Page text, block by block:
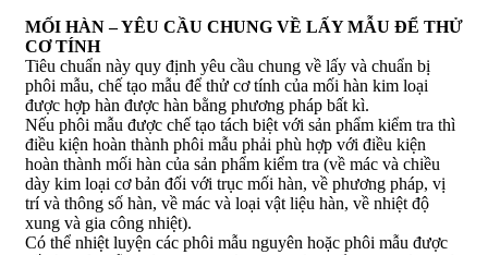
MỐI HÀN – YÊU CẦU CHUNG VỀ LẤY MẪU ĐỂ THỬ
CƠ TÍNH
Tiêu chuẩn này quy định yêu cầu chung về lấy và chuẩn bị
phôi mẫu, chế tạo mẫu để thử cơ tính của mối hàn kim loại
được hợp hàn được hàn bằng phương pháp bất kì.
Nếu phôi mẫu được chế tạo tách biệt với sản phẩm kiểm tra thì
điều kiện hoàn thành phôi mẫu phải phù hợp với điều kiện
hoàn thành mối hàn của sản phẩm kiểm tra (về mác và chiều
dày kim loại cơ bản đối với trục mối hàn, về phương pháp, vị
trí và thông số hàn, về mác và loại vật liệu hàn, về nhiệt độ
xung và gia công nhiệt).
Có thể nhiệt luyện các phôi mẫu nguyên hoặc phôi mẫu được